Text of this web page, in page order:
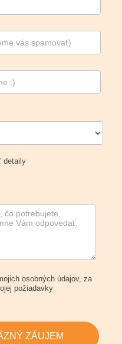
detaily
osobných údajov, za
požiadavky
ZÁUJEM